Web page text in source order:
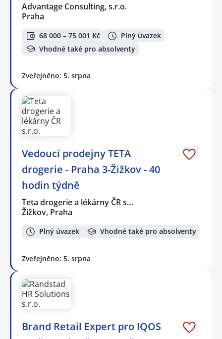
Advantage Consulting, s.r.o.
Praha
68 000 – 75 001 Kč
Plný úvazek
Vhodné také pro absolventy
Zveřejněno: 5. srpna
Vedoucí prodejny TETA
drogerie - Praha 3-Žižkov - 40
hodin týdně
Teta drogerie a lékárny ČR s…
Žižkov, Praha
Plný úvazek Vhodné také pro absolventy
Zveřejněno: 5. srpna
Brand Retail Expert pro IQOS